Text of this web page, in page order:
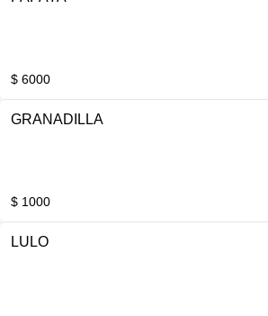
$ 6000
GRANADILLA
$ 1000
LULO